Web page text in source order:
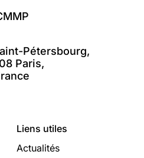
Pétersbourg,
Paris,
Liens utiles
Actualités